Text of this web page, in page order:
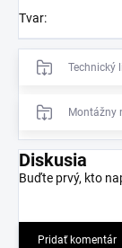
Tvar:
Technický
Montážny
Diskusia
Buďte prvý, kto
Pridať komentár